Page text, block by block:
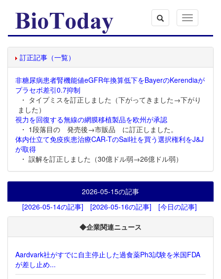
Toggle
navigation
訂正記事（一覧）
非糖尿病患者腎機能値eGFR年換算低下をBayerのKerendiaが
プラセボ差引0.7抑制
・ タイプミスを訂正しました（下がってきました→下がり
ました）
視力を回復する無線の網膜移植製品を欧州が承認
・ 1段落目の 発売後→市販品 に訂正しました。
体内仕立て免疫疾患治療CAR-TのSail社を買う選択権利をJ&J
が取得
・ 誤解を訂正しました（30億ドル弱→26億ドル弱）
2026-05-15の記事
[2026-05-14の記事]
[2026-05-16の記事] [今日の記事]
◆企業関連ニュース
Aardvark社がすでに自主停止した過食薬Ph3試験を米国FDA
が差し止め...